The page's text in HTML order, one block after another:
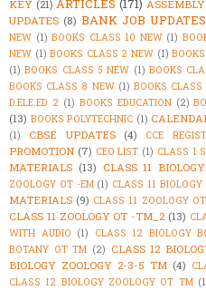
KEY (21) ARTICLES (171)
UPDATES (8) BANK JOB UPDATES
NEW (1) BOOKS CLASS 10 NEW (1)
NEW (1) BOOKS CLASS 2 NEW (1)
(1) BOOKS CLASS 5 NEW (1) BOOKS
BOOKS CLASS 8 NEW (1) BOOKS
D.ELE.ED 2 (1) BOOKS EDUCATION (2)
(13) BOOKS POLYTECHNIC (1)
(1)
CBSE UPDATES (4) CCE
PROMOTION (7) CEO LIST (1) CLASS 1
MATERIALS (13) CLASS 11
ZOOLOGY OT -EM (1) CLASS 11
MATERIALS (9) CLASS 11 ZOOLOGY
CLASS 11 ZOOLOGY OT -TM_2 (13)
WITH AUDIO (1) CLASS 12 BIOLOGY
BOTANY OT TM (2) CLASS 12
BIOLOGY ZOOLOGY 2-3-5 TM (4)
CLASS 12 BIOLOGY ZOOLOGY OT TM